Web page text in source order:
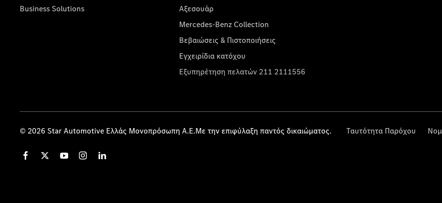
Business Solutions
Αξεσουάρ
Mercedes-Benz Collection
Βεβαιώσεις & Πιστοποιήσεις
Εγχειρίδια κατόχου
Εξυπηρέτηση πελατών 211 2111556
© 2026 Star Automotive Ελλάς Μονοπρόσωπη Α.Ε.Με την επιφύλαξη παντός δικαιώματος. Ταυτότητα Παρόχου